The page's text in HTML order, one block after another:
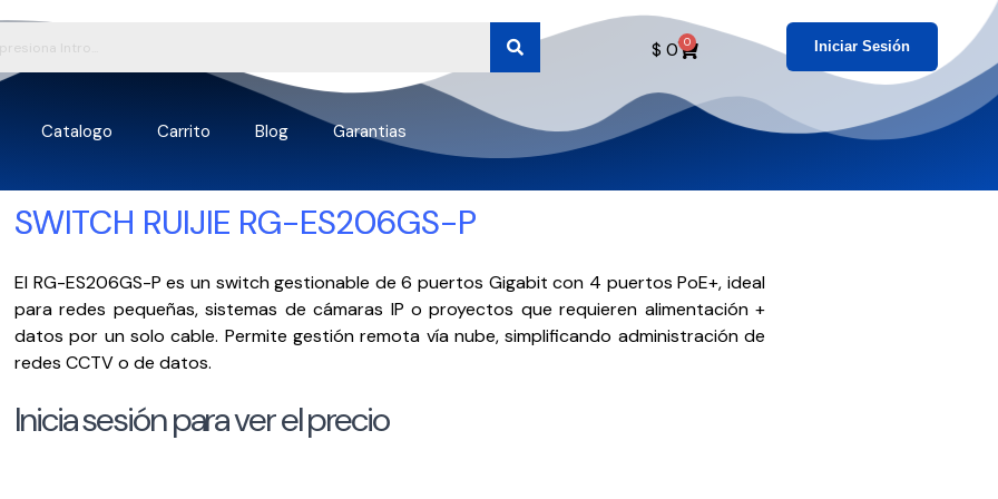
Catalogo Carrito Blog Garantias
$ 0 0 Iniciar Sesión
SWITCH RUIJIE RG-ES206GS-P
El RG-ES206GS-P es un switch gestionable de 6 puertos Gigabit con 4 puertos PoE+, ideal
para redes pequeñas, sistemas de cámaras IP o proyectos que requieren alimentación +
datos por un solo cable. Permite gestión remota vía nube, simplificando administración de
redes CCTV o de datos.
Inicia sesión para ver el precio